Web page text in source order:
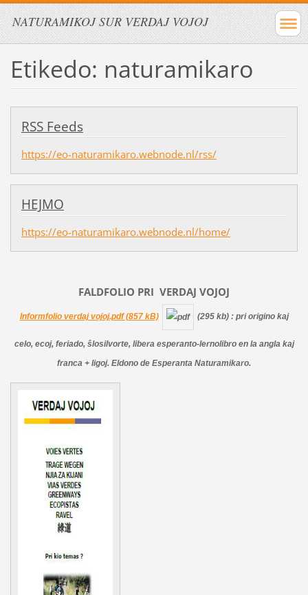
NATURAMIKOJ SUR VERDAJ VOJOJ
Etikedo: naturamikaro
RSS Feeds
https://eo-naturamikaro.webnode.nl/rss/
HEJMO
https://eo-naturamikaro.webnode.nl/home/
FALDFOLIO PRI VERDAJ VOJOJ
Informfolio verdaj vojoj.pdf (857 kB) (295 kb) : pri origino kaj
celo, ecoj, feriado, ŝlosilvorte, libera esperanto-lernolibro en la angla kaj
franca + ligoj. Eldono de Esperanta Naturamikaro.